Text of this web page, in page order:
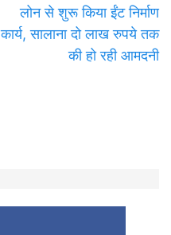
लोन से शुरू किया ईंट निर्माण
कार्य, सालाना दो लाख रुपये तक
की हो रही आमदनी